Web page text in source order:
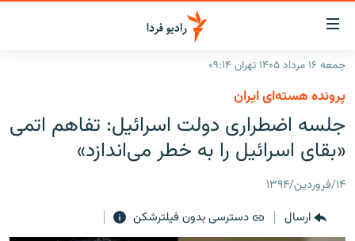
لینک‌های
قابلیت
دسترسی
بازگشت
منوی
اصلی
رفتن
صفحه
جستجو
ایران
جهان
برنامه‌های رادیویی
پادکست
چندرسانه‌ای
جمعه ۱۶ مرداد ۱۴۰۵ تهران ۰۹:۱۴
پرونده هسته‌ای ایران
جلسه اضطراری دولت اسرائیل: تفاهم اتمی
«بقای اسرائیل را به خطر می‌اندازد»
۱۴/فروردین/۱۳۹۴
ارسال
دسترسی بدون فیلترشکن